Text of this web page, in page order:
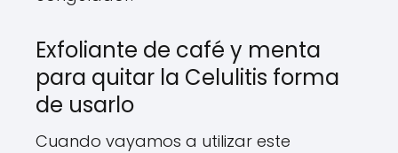
Exfoliante de café y menta
para quitar la Celulitis forma
de usarlo
Cuando vayamos a utilizar este